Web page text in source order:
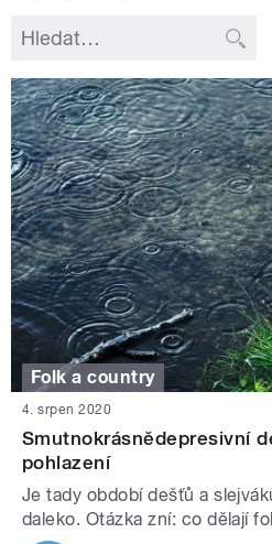
Folk a country
4. srpen 2020
Smutnokrásnědepresivní
pohlazení
Je tady období dešťů a
daleko. Otázka zní: co dělají